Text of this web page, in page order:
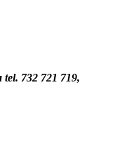
732 721 719,